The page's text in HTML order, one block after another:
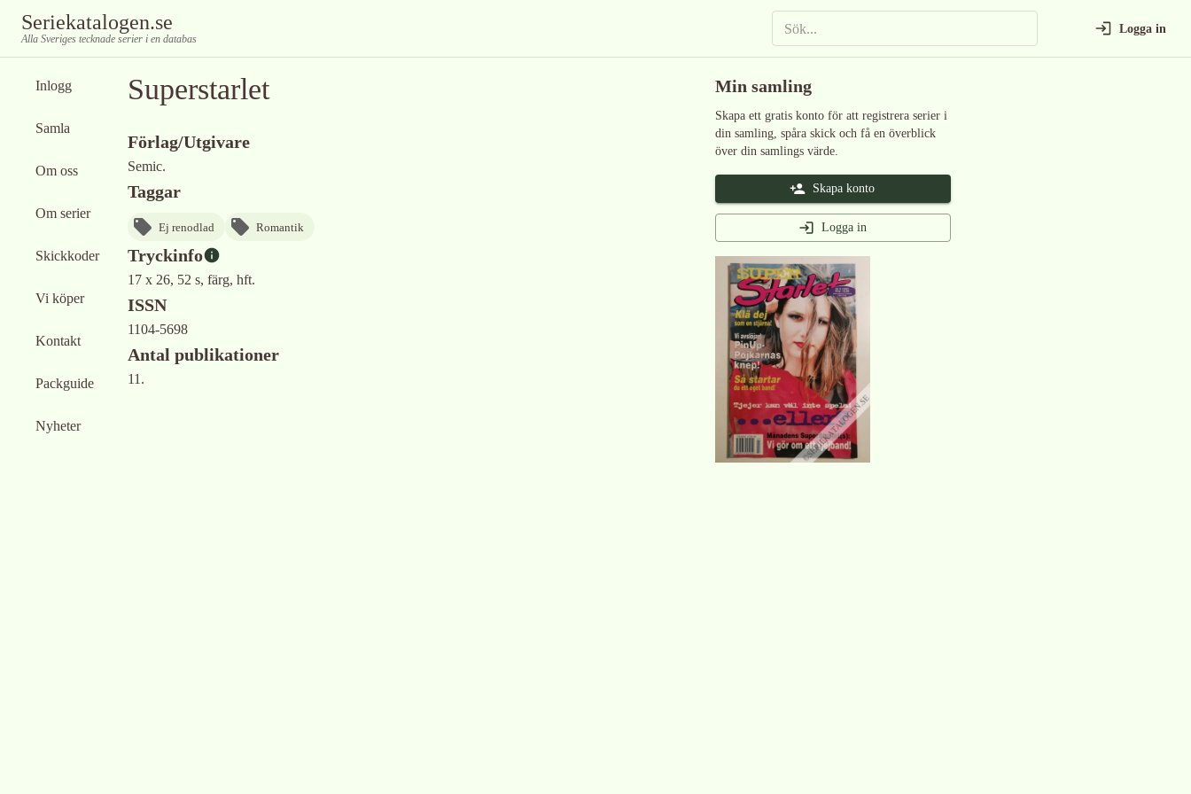
Seriekatalogen.se
Alla Sveriges tecknade serier i en databas
Logga in
Inlogg
Samla
Om oss
Om serier
Skickkoder
Vi köper
Kontakt
Packguide
Nyheter
Superstarlet
Förlag/Utgivare
Semic.
Taggar
Ej renodlad Romantik
Tryckinfo
17 x 26, 52 s, färg, hft.
ISSN
1104-5698
Antal publikationer
11.
Min samling
Skapa ett gratis konto för att registrera serier i
din samling, spåra skick och få en överblick
över din samlings värde.
Skapa konto
Logga in